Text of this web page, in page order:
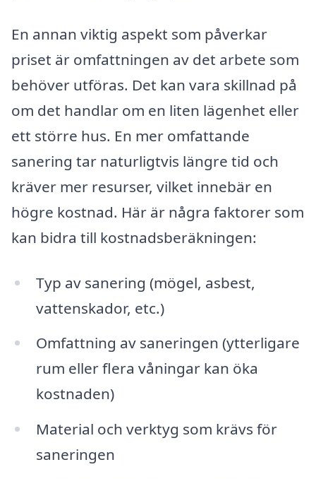
En annan viktig aspekt som påverkar
priset är omfattningen av det arbete som
behöver utföras. Det kan vara skillnad på
om det handlar om en liten lägenhet eller
ett större hus. En mer omfattande
sanering tar naturligtvis längre tid och
kräver mer resurser, vilket innebär en
högre kostnad. Här är några faktorer som
kan bidra till kostnadsberäkningen:
Typ av sanering (mögel, asbest,
vattenskador, etc.)
Omfattning av saneringen (ytterligare
rum eller flera våningar kan öka
kostnaden)
Material och verktyg som krävs för
saneringen